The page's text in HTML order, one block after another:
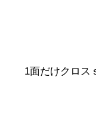
1面だけクロス